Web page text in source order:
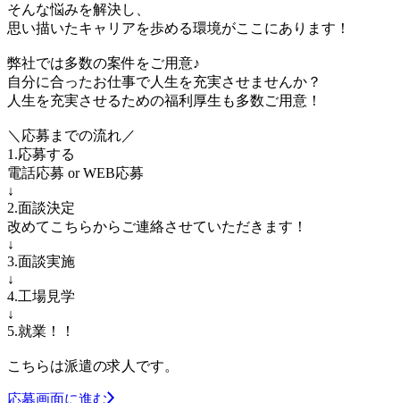
そんな悩みを解決し、
思い描いたキャリアを歩める環境がここにあります！
弊社では多数の案件をご用意♪
自分に合ったお仕事で人生を充実させませんか？
人生を充実させるための福利厚生も多数ご用意！
＼応募までの流れ／
1.応募する
電話応募 or WEB応募
↓
2.面談決定
改めてこちらからご連絡させていただきます！
↓
3.面談実施
↓
4.工場見学
↓
5.就業！！
こちらは派遣の求人です。
応募画面に進む